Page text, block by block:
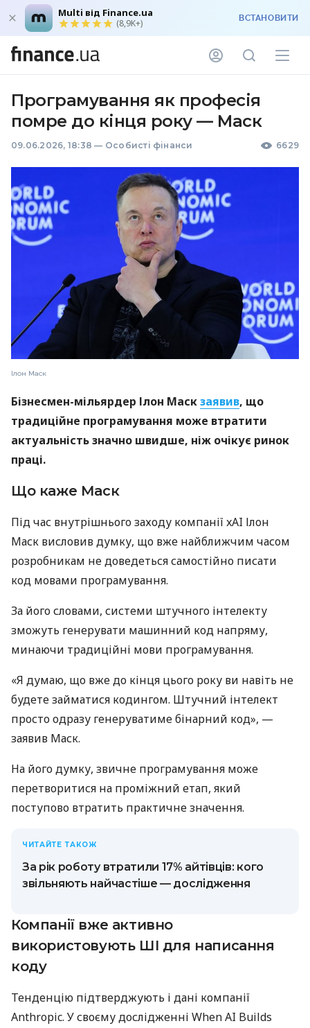
Multi від Finance.ua
(8,9K+) ВСТАНОВИТИ
Програмування як професія
помре до кінця року — Маск
09.06.2026, 18:38 — Особисті фінанси 6629
Ілон Маск
Бізнесмен-мільярдер Ілон Маскзаявив, що
традиційне програмування може втратити
актуальність значно швидше, ніж очікує ринок
праці.
Що каже Маск
Під час внутрішнього заходу компанії xAI Ілон
Маск висловив думку, що вже найближчим часом
розробникам не доведеться самостійно писати
код мовами програмування.
За його словами, системи штучного інтелекту
зможуть генерувати машинний код напряму,
минаючи традиційні мови програмування.
«Я думаю, що вже до кінця цього року ви навіть не
будете займатися кодингом. Штучний інтелект
просто одразу генеруватиме бінарний код», —
заявив Маск.
На його думку, звичне програмування може
перетворитися на проміжний етап, який
поступово втратить практичне значення.
ЧИТАЙТЕ ТАКОЖ
За рік роботу втратили 17% айтівців: кого
звільняють найчастіше — дослідження
Компанії вже активно
використовують ШІ для написання
коду
Тенденцію підтверджують і дані компанії
Anthropic. У своєму дослідженні When AI Builds